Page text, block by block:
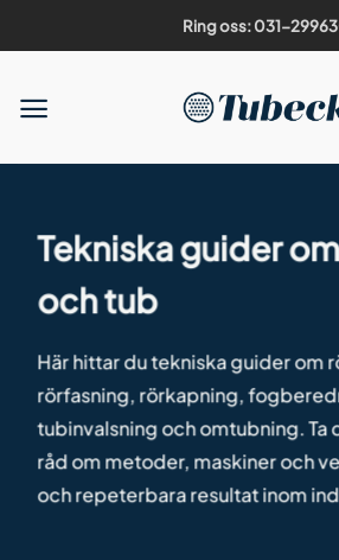
Ring oss: 031-
Tekniska guider
och tub
Här hittar du tekniska guider om
rörfasning, rörkapning,
tubinvalsning och omtubning. Ta
råd om metoder, maskiner och
och repeterbara resultat inom